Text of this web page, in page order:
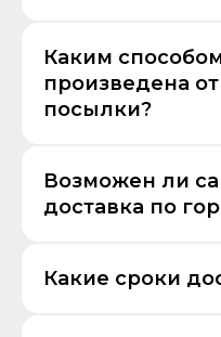
Каким
произведена
посылки?
Возможен ли
доставка по
Какие сроки